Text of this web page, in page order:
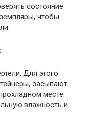
состояние
чтобы
Для этого
засыпают
месте.
влажность и